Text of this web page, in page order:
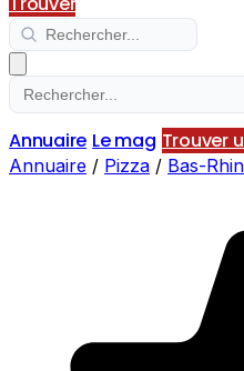
Annuaire Le mag Trouver
Annuaire / Pizza / Bas-Rhin